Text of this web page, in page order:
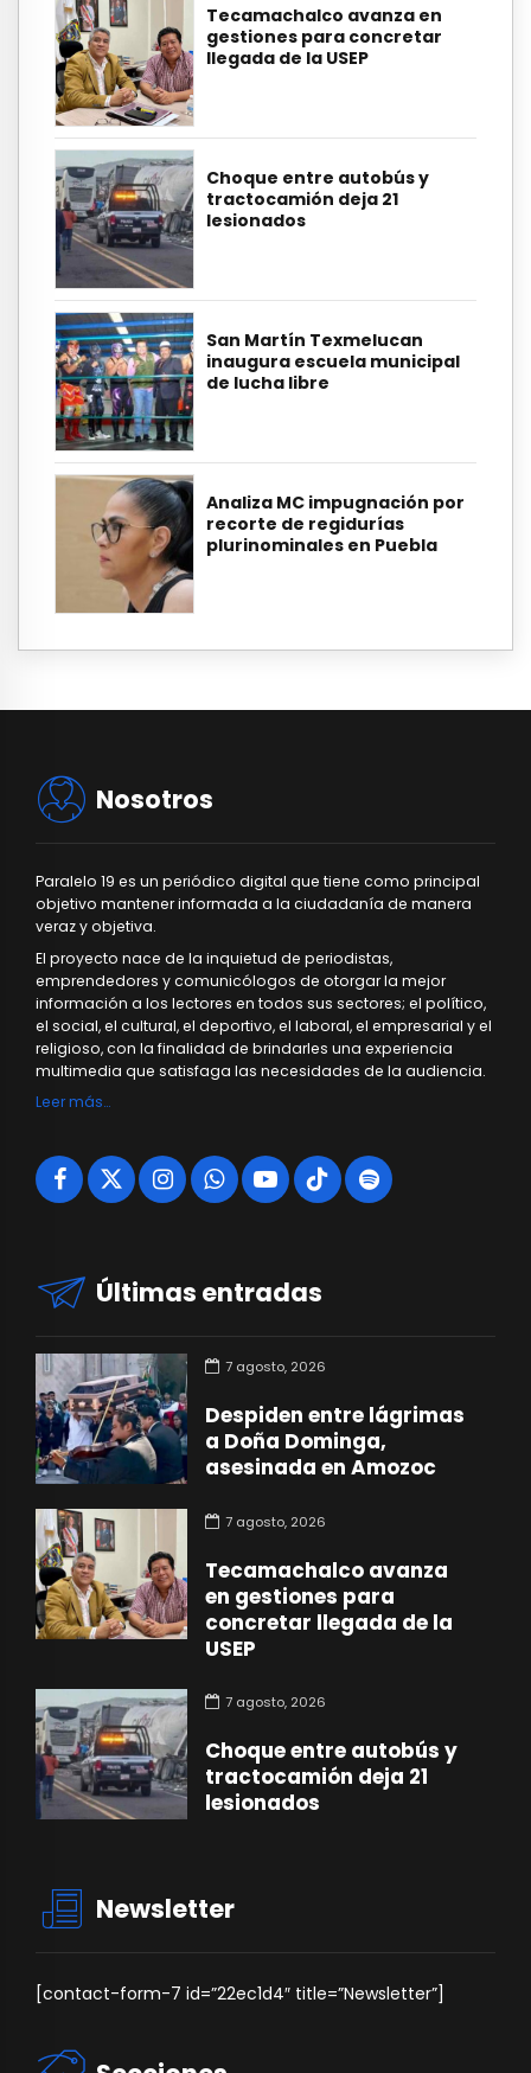
Tecamachalco avanza en
gestiones para concretar
llegada de la USEP
Choque entre autobús y
tractocamión deja 21
lesionados
San Martín Texmelucan
inaugura escuela municipal
de lucha libre
Analiza MC impugnación por
recorte de regidurías
plurinominales en Puebla
Nosotros
Paralelo 19 es un periódico digital que tiene como principal
objetivo mantener informada a la ciudadanía de manera
veraz y objetiva.
El proyecto nace de la inquietud de periodistas,
emprendedores y comunicólogos de otorgar la mejor
información a los lectores en todos sus sectores; el político,
el social, el cultural, el deportivo, el laboral, el empresarial y el
religioso, con la finalidad de brindarles una experiencia
multimedia que satisfaga las necesidades de la audiencia.
Leer más…
Últimas entradas
7 agosto, 2026
Despiden entre lágrimas
a Doña Dominga,
asesinada en Amozoc
7 agosto, 2026
Tecamachalco avanza
en gestiones para
concretar llegada de la
USEP
7 agosto, 2026
Choque entre autobús y
tractocamión deja 21
lesionados
Newsletter
[contact-form-7 id=”22ec1d4″ title=”Newsletter”]